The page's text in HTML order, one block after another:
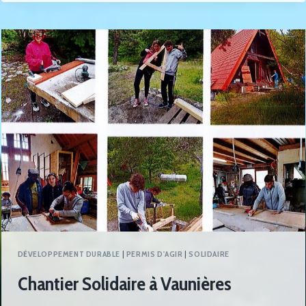
DÉVELOPPEMENT DURABLE PERMIS D'AGIR |SOLIDAIRE
Chantier Solidaire à Vaunières